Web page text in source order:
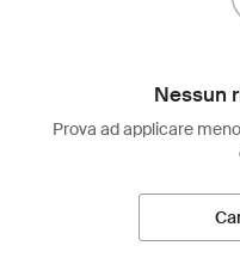
Nessun
Prova ad applicare